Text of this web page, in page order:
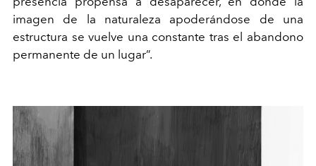
imagen de la naturaleza apoderándose de una
estructura se vuelve una constante tras el abandono
permanente de un lugar”.